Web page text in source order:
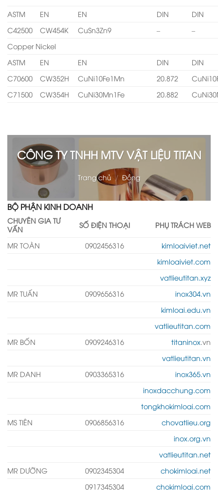
ASTM EN EN DIN
DIN
C42500
CW454K CuSn3Zn9 –
–
Copper Nickel
ASTM
EN EN DIN
DIN
C70600
CW352H CuNi10Fe1Mn 20.872
C71500
CW354H CuNi30Mn1Fe 20.882
CÔNG TY TNHH MTV VẬT LIỆU TITAN
Trang chủ / Đồng
BỘ PHẬN KINH DOANH
CHUYÊN GIA TƯ
VẤN
SỐ ĐIỆN THOẠI PHỤ TRÁCH WEB
MR TOÀN 0902456316
kimloaiviet.net
kimloaiviet.com
vatlieutitan.xyz
MR TUẤN
0909656316
inox304.vn
kimloai.edu.vn
vatlieutitan.com
MR BỐN
0909246316 titaninox.vn
vatlieutitan.vn
MR DANH
0903365316
inox365.vn
inoxdacchung.com
tongkhokimloai.com
MS TIÊN
0906856316
chovatlieu.org
inox.org.vn
vatlieutitan.net
MR DƯỠNG
0902345304
chokimloai.net
0917345304
chokimloai.com